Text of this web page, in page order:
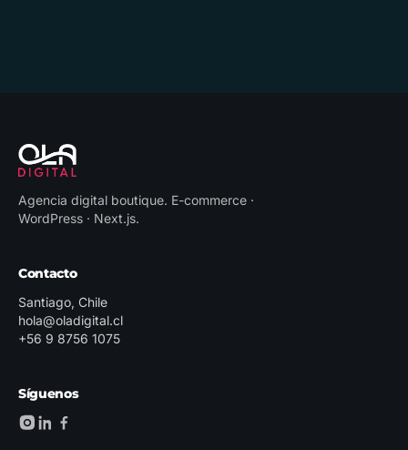
Agencia digital boutique. E-commerce ·
WordPress · Next.js.
Contacto
Santiago, Chile
hola@oladigital.cl
+56 9 8756 1075
Síguenos